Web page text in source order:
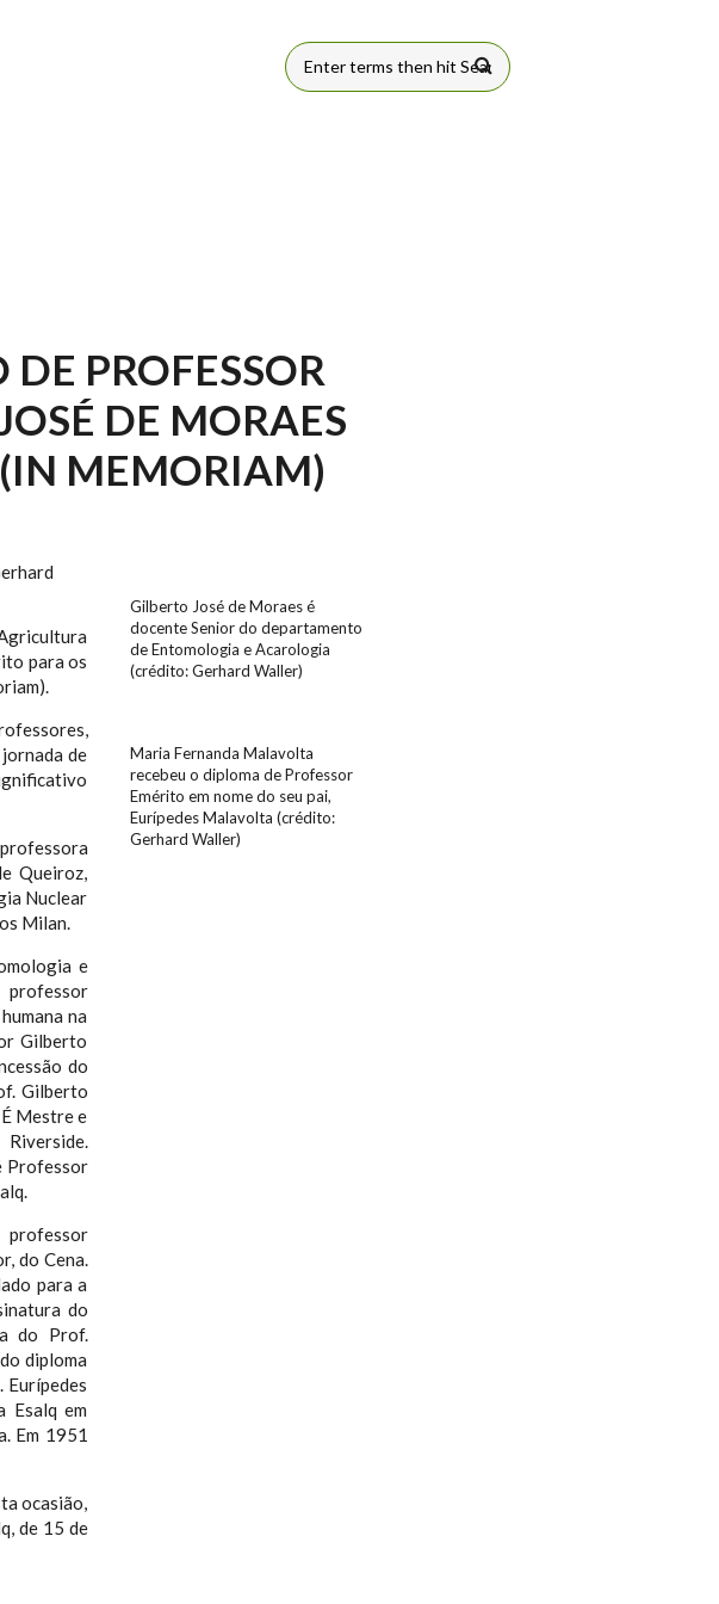
FORMULÁRIO
PROFESSOR
DE MORAES
MEMORIAM)
para os
de
Queiroz,
Nuclear
Milan.
e
na
Gilberto
do
Gilberto
Mestre e
Professor
do Cena.
para a
do
do Prof.
diploma
Esalq em
Em 1951
ocasião,
de 15 de
Gilberto José de Moraes é
docente Senior do departamento
de Entomologia e Acarologia
(crédito: Gerhard Waller)
Maria Fernanda Malavolta
recebeu o diploma de Professor
Emérito em nome do seu pai,
Eurípedes Malavolta (crédito:
Gerhard Waller)